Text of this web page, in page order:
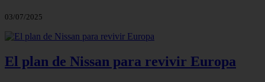
03/07/2025
El plan de Nissan para revivir Europa